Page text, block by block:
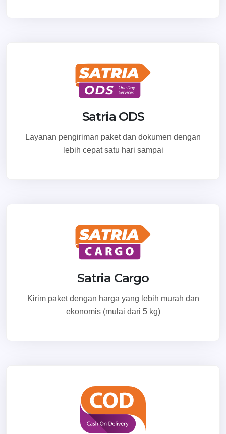
Satria ODS
Layanan pengiriman paket dan dokumen dengan
lebih cepat satu hari sampai
Satria Cargo
Kirim paket dengan harga yang lebih murah dan
ekonomis (mulai dari 5 kg)